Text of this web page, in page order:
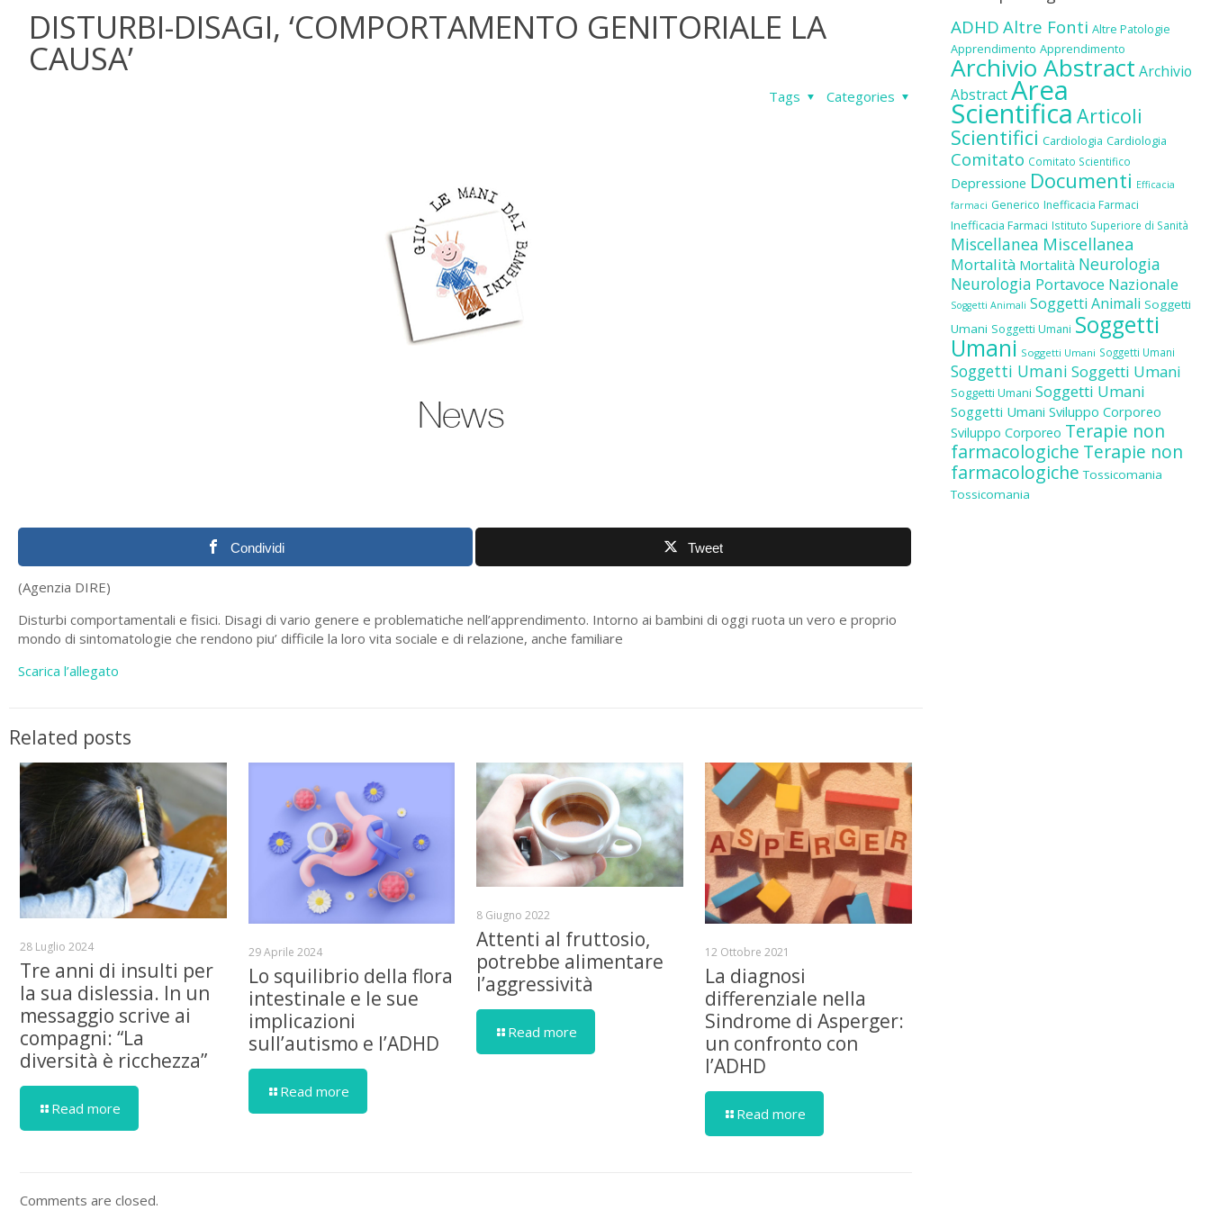
DISTURBI-DISAGI, ‘COMPORTAMENTO GENITORIALE LA
CAUSA’
Categories
Tags
Condividi Tweet
(Agenzia DIRE)
Disturbi comportamentali e fisici. Disagi di vario genere e problematiche nell’apprendimento. Intorno ai bambini di oggi ruota un vero e proprio
mondo di sintomatologie che rendono piu’ difficile la loro vita sociale e di relazione, anche familiare
Scarica l’allegato
Related posts
28 Luglio 2024
Tre anni di insulti per
la sua dislessia. In un
messaggio scrive ai
compagni: “La
diversità è ricchezza”
Read more
29 Aprile 2024
Lo squilibrio della flora
intestinale e le sue
implicazioni
sull’autismo e l’ADHD
Read more
8 Giugno 2022
Attenti al fruttosio,
potrebbe alimentare
l’aggressività
Read more
12 Ottobre 2021
La diagnosi
differenziale nella
Sindrome di Asperger:
un confronto con
l’ADHD
Read more
Comments are closed.
ADHD Altre Fonti Altre Patologie
Apprendimento Apprendimento
Archivio Abstract Archivio
AbstractArea
Scientifica Articoli
Scientifici Cardiologia Cardiologia
Comitato Comitato Scientifico
Depressione Documenti Efficacia
farmaci Generico Inefficacia Farmaci
Inefficacia Farmaci Istituto Superiore di Sanità
Miscellanea Miscellanea
Mortalità Mortalità Neurologia
Neurologia Portavoce Nazionale
Soggetti Animali Soggetti Animali Soggetti
Umani Soggetti Umani Soggetti
Umani Soggetti Umani Soggetti Umani
Soggetti Umani Soggetti Umani
Soggetti Umani Soggetti Umani
Soggetti Umani Sviluppo Corporeo
Sviluppo Corporeo Terapie non
farmacologiche Terapie non
farmacologiche Tossicomania
Tossicomania